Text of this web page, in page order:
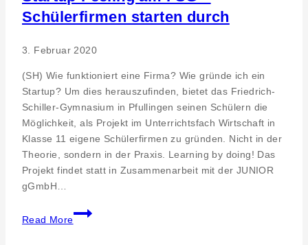
Schülerfirmen starten durch
3. Februar 2020
(SH) Wie funktioniert eine Firma? Wie gründe ich ein
Startup? Um dies herauszufinden, bietet das Friedrich-
Schiller-Gymnasium in Pfullingen seinen Schülern die
Möglichkeit, als Projekt im Unterrichtsfach Wirtschaft in
Klasse 11 eigene Schülerfirmen zu gründen. Nicht in der
Theorie, sondern in der Praxis. Learning by doing! Das
Projekt findet statt in Zusammenarbeit mit der JUNIOR
gGmbH…
Read More
Startup-
Feeling